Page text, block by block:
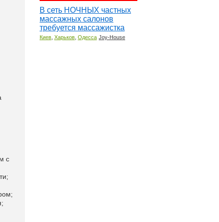
с
В сеть НОЧНЫХ частных
массажных салонов
требуется массажистка
Киев, Харьков, Одесса Joy-House